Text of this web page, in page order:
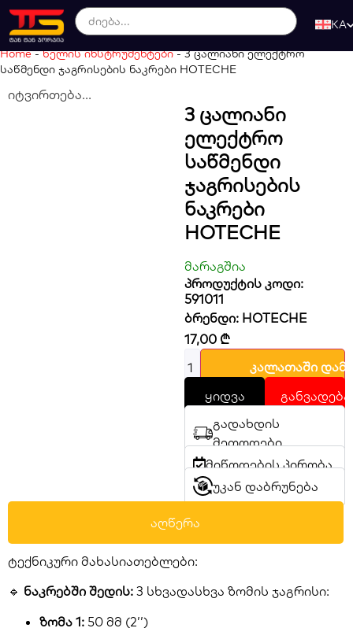
KA
Home-ხელის ინსტრუმენტები-3 ცალიანი ელექტრო
საწმენდი ჯაგრისების ნაკრები HOTECHE
იტვირთება...
3 Ცალიანი
Ელექტრო
Საწმენდი
Ჯაგრისების
Ნაკრები
HOTECHE
მარაგშია
პროდუქტის კოდი:
591011
ბრენდი: HOTECHE
17,00 ₾
კალათაში
ყიდვა
განვადება
გადახდის
მეთოდები
მიწოდების პირობა
უკან დაბრუნება
აღწერა
ტექნიკური მახასიათებლები:
🔹 ნაკრებში შედის: 3 სხვადასხვა ზომის ჯაგრისი:
ზომა 1: 50 მმ (2’’)